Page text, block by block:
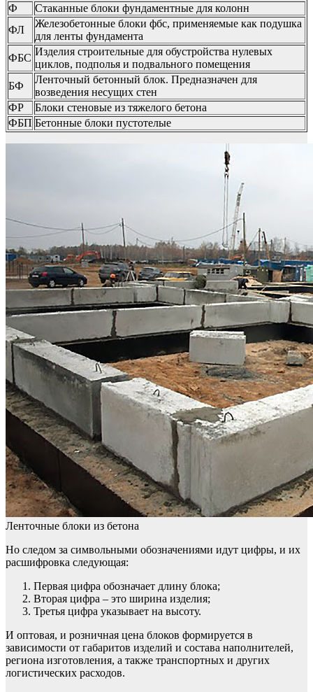
Ф
Стаканные блоки фундаментные для колонн
ФЛ
Железобетонные блоки фбс, применяемые как подушка
для ленты фундамента
ФБС
Изделия строительные для обустройства нулевых
циклов, подполья и подвального помещения
БФ
Ленточный бетонный блок. Предназначен для
возведения несущих стен
ФР
Блоки стеновые из тяжелого бетона
ФБП Бетонные блоки пустотелые
Ленточные блоки из бетона
Но следом за символьными обозначениями идут цифры, и их
расшифровка следующая:
Первая цифра обозначает длину блока;
Вторая цифра – это ширина изделия;
Третья цифра указывает на высоту.
И оптовая, и розничная цена блоков формируется в
зависимости от габаритов изделий и состава наполнителей,
региона изготовления, а также транспортных и других
логистических расходов.